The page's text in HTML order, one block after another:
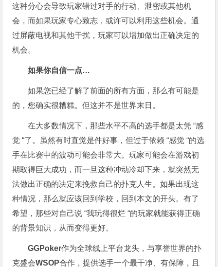
这种分心会导致玩家错过对手的行动、泄密或其他机
会，而如果玩家专心致志，或许可以利用这些机会。通
过屏蔽电视和其他干扰，玩家可以增加做出正确决定的
机会。
如果你自信一点…
如果您已经了解了前面的所有方面，那么有可能是
的，您确实很糟糕。但这并不是世界末日。
在大多数情况下，那些水平不高的选手都是太凭 “感
觉 “了。虽然有时直觉是件好事，但过于依赖 “感觉 “的选
手在比赛中的波动可能会非常大。玩家可能会在游戏初
期取得巨大成功，而一旦这种冲动冷却下来，就突然无
法做出正确的决定来挽救自己的扑克人生。如果出现这
种情况，那么就应该回到学校，回到本文的开头。有了
希望，那些对自己说 “我玩得很烂 “的玩家就能获得正确
的背景知识，从而变得更好。
GGPoker作为全球线上平台龙头，与享誉世界的扑
克盛会WSOP合作，提供选手一个最干净、有保障，且